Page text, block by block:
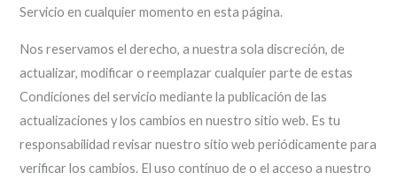
Servicio en cualquier momento en esta página.
Nos reservamos el derecho, a nuestra sola discreción, de
actualizar, modificar o reemplazar cualquier parte de estas
Condiciones del servicio mediante la publicación de las
actualizaciones y los cambios en nuestro sitio web. Es tu
responsabilidad revisar nuestro sitio web periódicamente para
verificar los cambios. El uso contínuo de o el acceso a nuestro